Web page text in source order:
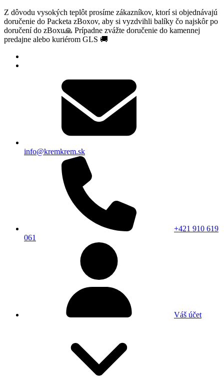
Z dôvodu vysokých teplôt prosíme zákazníkov, ktorí si objednávajú
doručenie do Packeta zBoxov, aby si vyzdvihli balíky čo najskôr po
doručení do zBoxu🙏 Prípadne zvážte doručenie do kamennej
predajne alebo kuriérom GLS 🚚
info@kremkrem.sk
+421 910 619
061
Váš účet